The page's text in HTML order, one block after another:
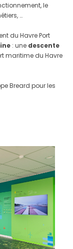
le
…
du Havre Port
: une descente
maritime du Havre
Breard pour les